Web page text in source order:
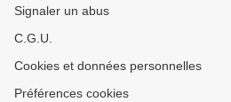
Signaler un abus
C.G.U.
Cookies et données personnelles
Préférences cookies